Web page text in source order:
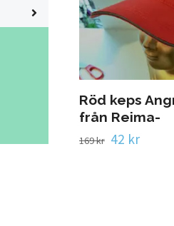
Röd keps
från Reima-
169 kr 42 kr